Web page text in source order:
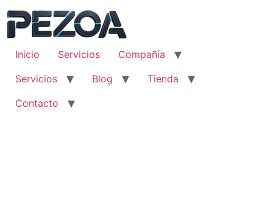
contenido
Inicio
Servicios
Compañía
Servicios
Blog
Tienda
Contacto